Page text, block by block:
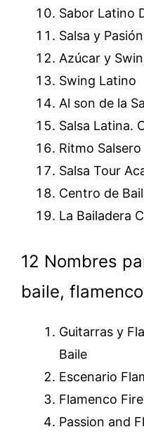
Sabor Latino
Salsa y
Azúcar y
Swing Latino
Al son de la
Salsa Latina.
Ritmo Salsero
Salsa Tour
Centro de
La Bailadera
12 Nombres
baile, flamenco
Guitarras y
Baile
Escenario
Flamenco
Passion and